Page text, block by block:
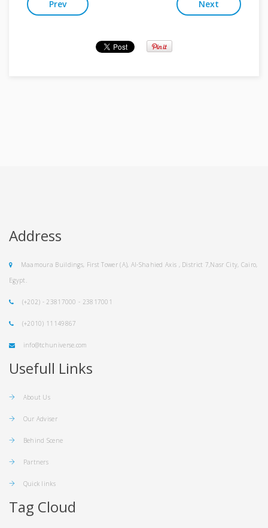
Prev Next
Address
Maamoura Buildings, First Tower (A), Al-Shahied Axis , District 7,Nasr City, Cairo,
Egypt.
(+202) - 23817000 - 23817001
(+2010) 11149867
info@tchuniverse.com
Usefull Links
About Us
Our Adviser
Behind Scene
Partners
Quick links
Tag Cloud